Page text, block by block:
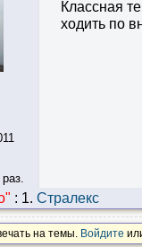
Классная
ходить по
: 1. Стралекс
на темы. Войдите